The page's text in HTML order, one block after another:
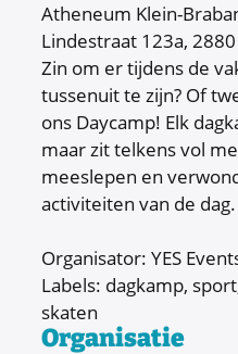
Atheneum Klein-
Lindestraat 123a, 2880
Zin om er tijdens de
tussenuit te zijn? Of
ons Daycamp! Elk
maar zit telkens vol
meeslepen en
activiteiten van de dag.
Organisator: YES
Labels: dagkamp,
skaten
Organisatie